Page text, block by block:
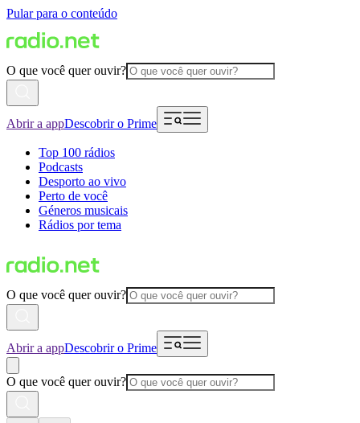
Pular para o conteúdo
O que você quer ouvir?
Abrir a appDescobrir o Prime
Top 100 rádios
Podcasts
Desporto ao vivo
Perto de você
Géneros musicais
Rádios por tema
O que você quer ouvir?
Abrir a appDescobrir o Prime
O que você quer ouvir?